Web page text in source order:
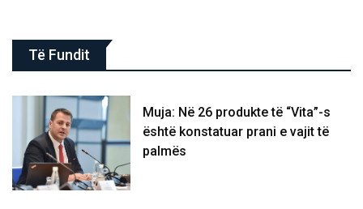
Të Fundit
Muja: Në 26 produkte të “Vita”-s
është konstatuar prani e vajit të
palmës